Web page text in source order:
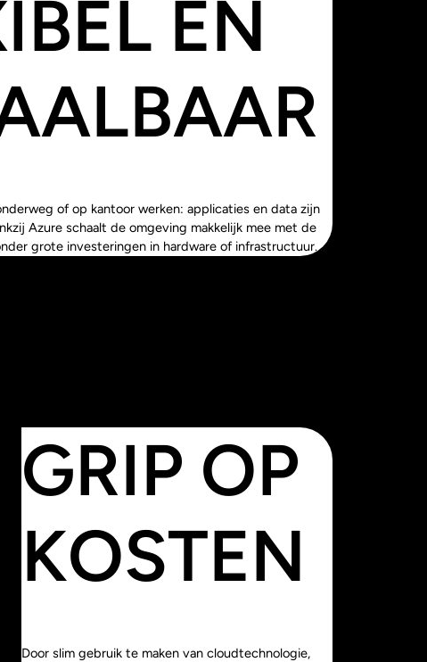
EN
of op kantoor werken: applicaties en data zijn
Azure schaalt de omgeving makkelijk mee met de
grote investeringen in hardware of infrastructuur.
GRIP OP
KOSTEN
Door slim gebruik te maken van cloudtechnologie,